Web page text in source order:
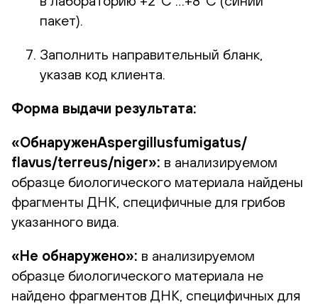
пакет).
Заполнить направительный бланк,
указав код клиента.
Форма выдачи результата:
«ОбнаруженAspergillusfumigatus/
flavus/terreus/niger»: в анализируемом
образце биологического материала найдены
фрагменты ДНК, специфичные для грибов
указанного вида.
«Не обнаружено»: в анализируемом
образце биологического материала не
найдено фрагментов ДНК, специфичных для